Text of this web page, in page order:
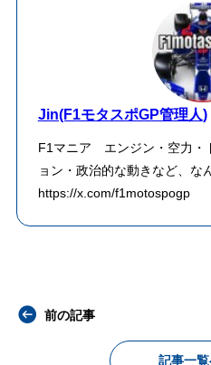
Jin(F1モタスポGP管理人)
F1マニア エンジン・空力・
ョン・政治的な動きなど、な
https://x.com/f1motospogp
前の記事
記事一